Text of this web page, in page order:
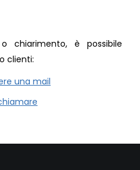
chiarimento, è possibile
clienti:
una mail